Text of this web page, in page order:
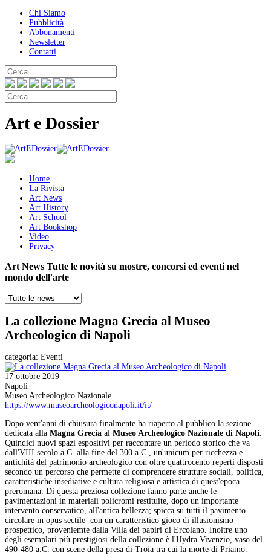
Chi Siamo
Pubblicità
Abbonamenti
Newsletter
Contatti
Art e Dossier
Home
La Rivista
Art News
Art History
Art School
Art Bookshop
Video
Privacy
Art News Tutte le novità su mostre, concorsi ed eventi nel
mondo dell'arte
La collezione Magna Grecia al Museo
Archeologico di Napoli
categoria: Eventi
17 ottobre 2019
Napoli
Museo Archeologico Nazionale
https://www.museoarcheologiconapoli.it/it/
Dopo vent'anni di chiusura finalmente ha riaperto al pubblico la sezione
dedicata alla Magna Grecia al Museo Archeologico Nazionale di Napoli.
Quindici nuovi spazi espositivi per raccontare un periodo storico che va
dall'VIII secolo a.C. alla fine del 300 a.C., un'unicum per ricchezza e
antichità del patrimonio archeologico con oltre quattrocento reperti disposti
secondo un percorso che permette di comprendere strutture sociali, politica,
caratteristiche insediative e cultura religiosa e artistica di quest'epoca
preromana. Di questa preziosa collezione fanno parte anche le
pavimentazioni in materiali policromi restituite, dopo un importante
intervento conservatico, all'antica bellezza; spicca su tutti il pavimento
circolare in opus sectile con un caratteristico gioco di illusionismo
prospettico, proveniemte dalla Villa dei papiri di Ercolano. Inoltre uno
degli esemplari più prestigiosi della collezione è l'Hydra Vivenzio, vaso del
490-480 a.C. con scene della presa di Troia tra cui la morte di Priamo.